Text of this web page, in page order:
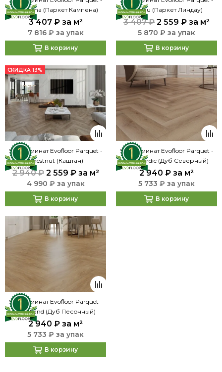
Kampena (Паркет Кампена)
3 407 ₽за м²
7 816 ₽ за упак
В корзину
Lindau (Паркет Линдау)
3 407 ₽ 2 559 ₽ за м²
5 870 ₽ за упак
В корзину
СКИДКА 13%
SPC ламинат Evofloor Parquet -
Chestnut (Каштан)
2 940 ₽ 2 559 ₽за м²
4 990 ₽ за упак
В корзину
SPC ламинат Evofloor Parquet -
Oak Nordic (Дуб Северный)
2 940 ₽ за м²
5 733 ₽ за упак
В корзину
SPC ламинат Evofloor Parquet -
Oak Sand (Дуб Песочный)
2 940 ₽ за м²
5 733 ₽ за упак
В корзину